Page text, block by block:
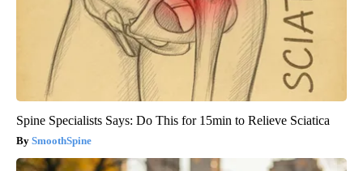
Spine Specialists Says: Do This for 15min to Relieve Sciatica
SmoothSpine